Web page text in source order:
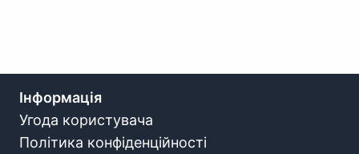
Інформація
Угода користувача
Політика конфіденційності